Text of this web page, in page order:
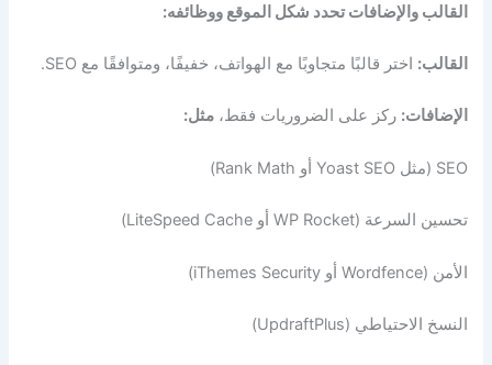
القالب والإضافات تحدد شكل الموقع ووظائفه:
القالب: اختر قالبًا متجاوبًا مع الهواتف، خفيفًا، ومتوافقًا مع SEO.
الإضافات: ركز على الضروريات فقط،مثل:
SEO (مثل Yoast SEO أو Rank Math)
تحسين السرعة (WP Rocket أو LiteSpeed Cache)
الأمن (Wordfence أو iThemes Security)
النسخ الاحتياطي (UpdraftPlus)